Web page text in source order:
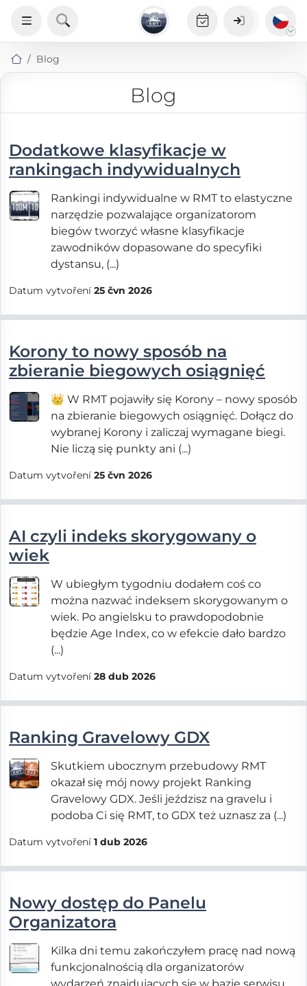
Blog
Blog
Dodatkowe klasyfikacje w
rankingach indywidualnych
Rankingi indywidualne w RMT to elastyczne
narzędzie pozwalające organizatorom
biegów tworzyć własne klasyfikacje
zawodników dopasowane do specyfiki
dystansu, (...)
Datum vytvoření 25 čvn 2026
Korony to nowy sposób na
zbieranie biegowych osiągnięć
👑 W RMT pojawiły się Korony – nowy sposób
na zbieranie biegowych osiągnięć. Dołącz do
wybranej Korony i zaliczaj wymagane biegi.
Nie liczą się punkty ani (...)
Datum vytvoření 25 čvn 2026
AI czyli indeks skorygowany o
wiek
W ubiegłym tygodniu dodałem coś co
można nazwać indeksem skorygowanym o
wiek. Po angielsku to prawdopodobnie
będzie Age Index, co w efekcie dało bardzo
(...)
Datum vytvoření 28 dub 2026
Ranking Gravelowy GDX
Skutkiem ubocznym przebudowy RMT
okazał się mój nowy projekt Ranking
Gravelowy GDX. Jeśli jeździsz na gravelu i
podoba Ci się RMT, to GDX też uznasz za (...)
Datum vytvoření 1 dub 2026
Nowy dostęp do Panelu
Organizatora
Kilka dni temu zakończyłem pracę nad nową
funkcjonalnością dla organizatorów